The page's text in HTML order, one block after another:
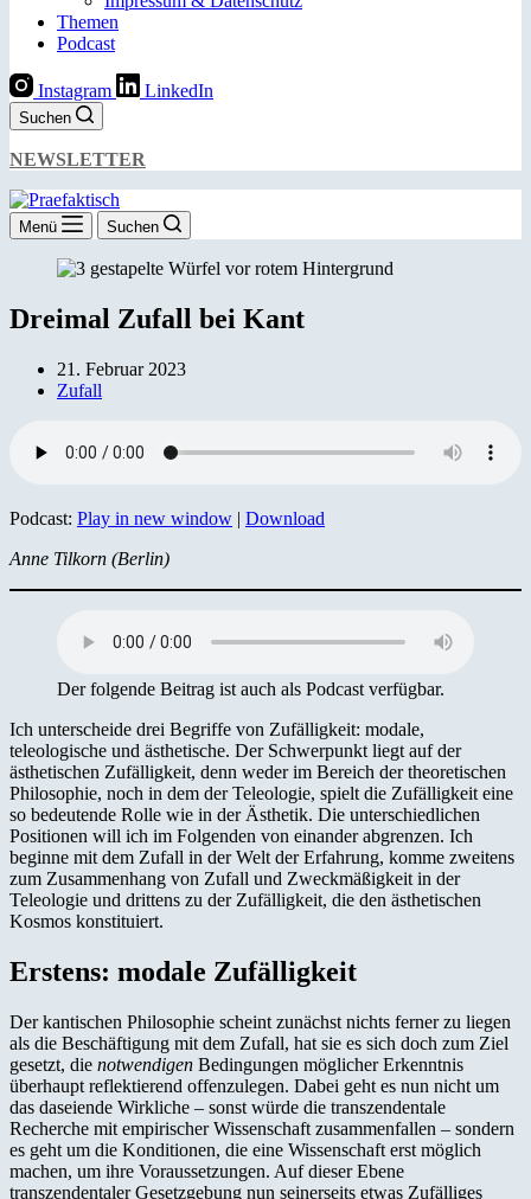
Themen
Podcast
Instagram LinkedIn
Suchen
NEWSLETTER
Menü Suchen
Dreimal Zufall bei Kant
21. Februar 2023
Zufall
Podcast: Play in new window | Download
Anne Tilkorn (Berlin)
Der folgende Beitrag ist auch als Podcast verfügbar.
Ich unterscheide drei Begriffe von Zufälligkeit: modale,
teleologische und ästhetische. Der Schwerpunkt liegt auf der
ästhetischen Zufälligkeit, denn weder im Bereich der theoretischen
Philosophie, noch in dem der Teleologie, spielt die Zufälligkeit eine
so bedeutende Rolle wie in der Ästhetik. Die unterschiedlichen
Positionen will ich im Folgenden von einander abgrenzen. Ich
beginne mit dem Zufall in der Welt der Erfahrung, komme zweitens
zum Zusammenhang von Zufall und Zweckmäßigkeit in der
Teleologie und drittens zu der Zufälligkeit, die den ästhetischen
Kosmos konstituiert.
Erstens: modale Zufälligkeit
Der kantischen Philosophie scheint zunächst nichts ferner zu liegen
als die Beschäftigung mit dem Zufall, hat sie es sich doch zum Ziel
gesetzt, die notwendigen Bedingungen möglicher Erkenntnis
überhaupt reflektierend offenzulegen. Dabei geht es nun nicht um
das daseiende Wirkliche – sonst würde die transzendentale
Recherche mit empirischer Wissenschaft zusammenfallen – sondern
es geht um die Konditionen, die eine Wissenschaft erst möglich
machen, um ihre Voraussetzungen. Auf dieser Ebene
transzendentaler Gesetzgebung nun seinerseits etwas Zufälliges